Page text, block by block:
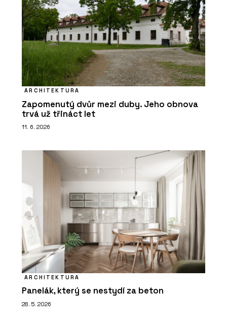
ARCHITEKTURA
Zapomenutý dvůr mezi duby. Jeho obnova
trvá už třináct let
11. 6. 2026
ARCHITEKTURA
Panelák, který se nestydí za beton
28. 5. 2026